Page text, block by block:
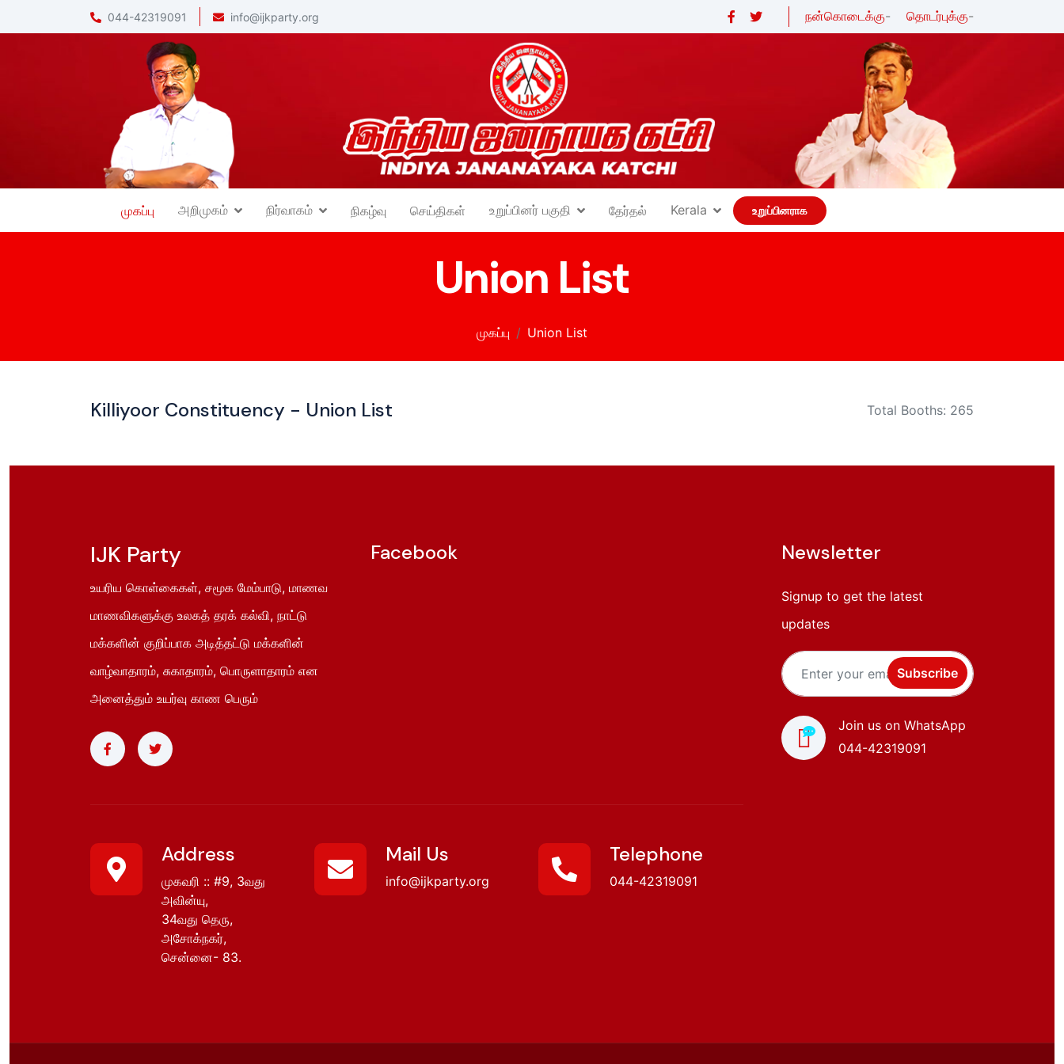
044-42319091 info@ijkparty.org நன்கொடைக்கு- தொடர்புக்கு-
முகப்பு அறிமுகம் நிர்வாகம் நிகழ்வு செய்திகள் உறுப்பினர் பகுதி தேர்தல் Kerala உறுப்பினராக
Union List
முகப்பு Union List
Killiyoor Constituency - Union List Total Booths: 265
IJK Party
உயரிய கொள்கைகள், சமூக மேம்பாடு, மாணவ
மாணவிகளுக்கு உலகத் தரக் கல்வி, நாட்டு
மக்களின் குறிப்பாக அடித்தட்டு மக்களின்
வாழ்வாதாரம், சுகாதாரம், பொருளாதாரம் என
அனைத்தும் உயர்வு காண பெரும்
Facebook
Address
முகவரி :: #9, 3வது
அவின்யு,
34வது தெரு,
அசோக்நகர்,
சென்னை- 83.
Mail Us
info@ijkparty.org
Telephone
044-42319091
Newsletter
Signup to get the latest
updates
Subscribe
Join us on WhatsApp
044-42319091